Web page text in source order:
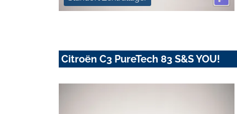
Citroën C3 PureTech 83 S&S YOU!